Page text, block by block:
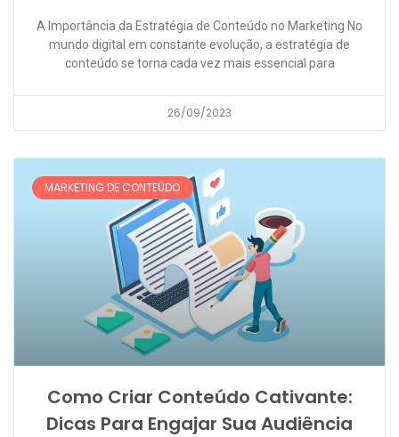
A Importância da Estratégia de Conteúdo no Marketing No
mundo digital em constante evolução, a estratégia de
conteúdo se torna cada vez mais essencial para
26/09/2023
MARKETING DE CONTEÚDO
Como Criar Conteúdo Cativante:
Dicas Para Engajar Sua Audiência